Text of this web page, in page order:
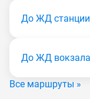
До ЖД
До ЖД вокзала
Все маршруты »